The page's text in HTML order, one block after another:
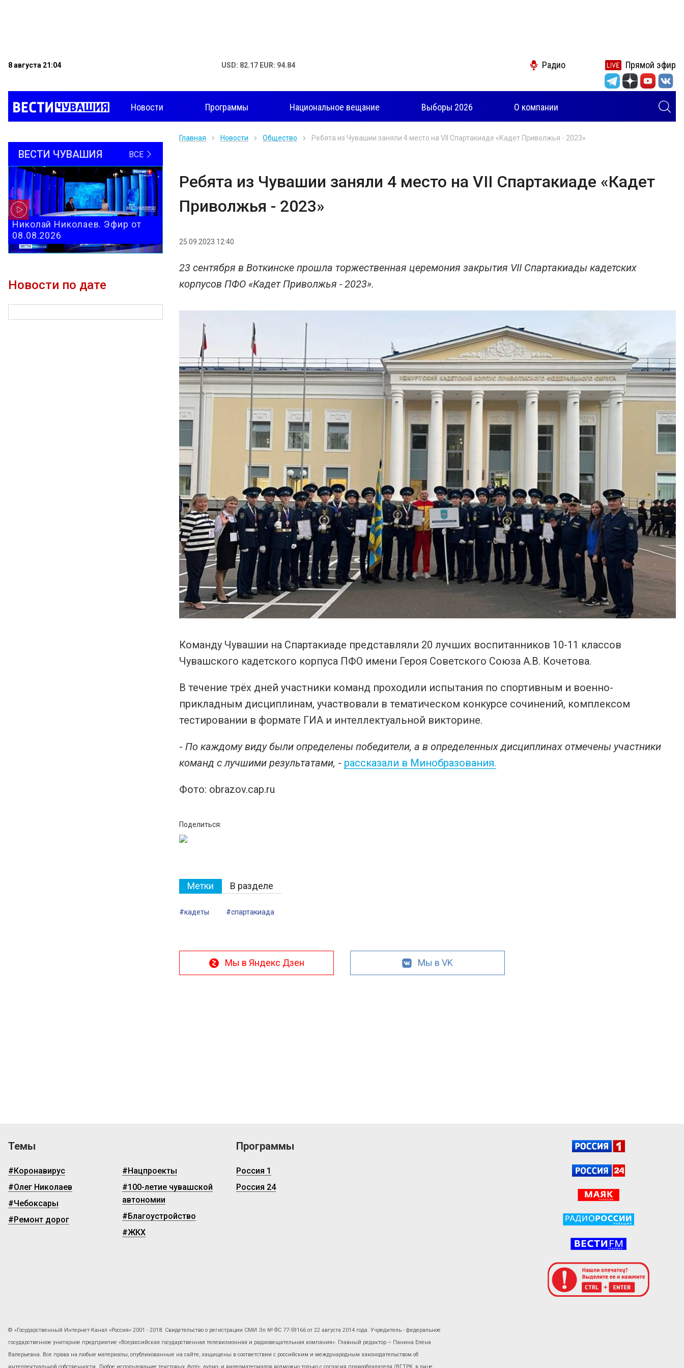
8 августа 21:04 USD: 82.17 EUR: 94.84 Радио Прямой эфир
Новости Программы Национальное вещание Выборы 2026 О компании
ВЕСТИ ЧУВАШИЯ ВСЕ
Николай Николаев. Эфир от
08.08.2026
Новости по дате
Главная Новости Общество Ребята из Чувашии заняли 4 место на VII Спартакиаде «Кадет Приволжья - 2023»
Ребята из Чувашии заняли 4 место на VII Спартакиаде «Кадет
Приволжья - 2023»
25.09.2023 12:40
23 сентября в Воткинске прошла торжественная церемония закрытия VII Спартакиады кадетских
корпусов ПФО «Кадет Приволжья - 2023».
Команду Чувашии на Спартакиаде представляли 20 лучших воспитанников 10-11 классов
Чувашского кадетского корпуса ПФО имени Героя Советского Союза А.В. Кочетова.
В течение трёх дней участники команд проходили испытания по спортивным и военно-
прикладным дисциплинам, участвовали в тематическом конкурсе сочинений, комплексом
тестировании в формате ГИА и интеллектуальной викторине.
- По каждому виду были определены победители, а в определенных дисциплинах отмечены участники
команд с лучшими результатами, - рассказали в Минобразования.
Фото: obrazov.cap.ru
Поделиться:
Метки В разделе
#кадеты #спартакиада
Мы в Яндекс Дзен Мы в VK
Темы
#Коронавирус
#Олег Николаев
#Чебоксары
#Ремонт дорог
#Нацпроекты
#100-летие чувашской
автономии
#Благоустройство
#ЖКХ
Программы
Россия 1
Россия 24
© «Государственный Интернет-Канал «Россия» 2001 - 2018. Свидетельство о регистрации СМИ Эл № ФС 77-59166 от 22 августа 2014 года. Учредитель - федеральное
государственное унитарное предприятие «Всероссийская государственная телевизионная и радиовещательная компания». Главный редактор – Панина Елена
Валерьевна. Все права на любые материалы, опубликованные на сайте, защищены в соответствии с российским и международным законодательством об